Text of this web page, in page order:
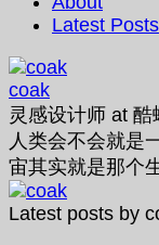
Latest Posts
coak
灵感设计师 at 酷
人类会不会就是
宙其实就是那个
Latest posts by